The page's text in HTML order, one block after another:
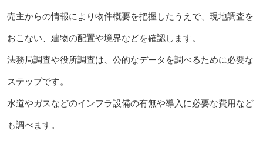
売主からの情報により物件概要を把握したうえで、現地調査を
おこない、建物の配置や境界などを確認します。
法務局調査や役所調査は、公的なデータを調べるために必要な
ステップです。
水道やガスなどのインフラ設備の有無や導入に必要な費用など
も調べます。